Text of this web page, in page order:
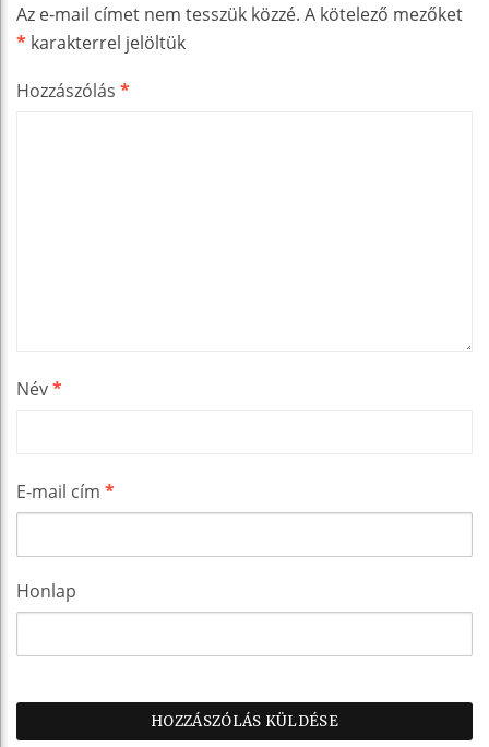
Az e-mail címet nem tesszük közzé. A kötelező mezőket
* karakterrel jelöltük
Hozzászólás *
Név*
E-mail cím *
Honlap